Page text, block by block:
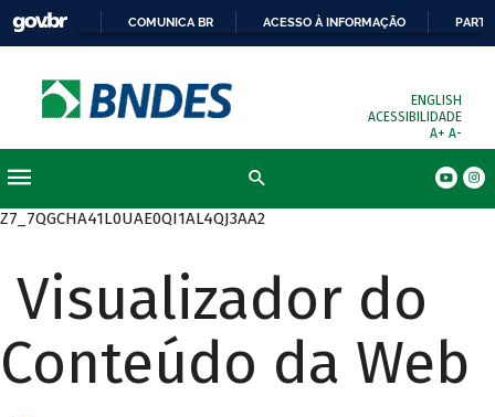
COMUNICA BR ACESSO À INFORMAÇÃO
ENGLISH
ACESSIBILIDADE
A+ A-
Z7_7QGCHA41L0UAE0QI1AL4QJ3AA2
Visualizador do
Conteúdo da Web